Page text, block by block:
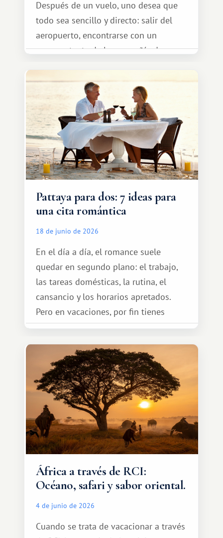
Después de un vuelo, uno desea que
todo sea sencillo y directo: salir del
aeropuerto, encontrarse con un
representante de la compañía de
tranquilamente hasta el complejo
turístico.
Pattaya para dos: 7 ideas para
una cita romántica
18 de junio de 2026
En el día a día, el romance suele
quedar en segundo plano: el trabajo,
las tareas domésticas, la rutina, el
cansancio y los horarios apretados.
Pero en vacaciones, por fin tienes
espacio para dos y ganas de hacer algo
especial por tu pareja. No tiene por
qué ser algo grandioso, pero sí algo
cálido y memorable.
África a través de RCI:
Océano, safari y sabor oriental.
4 de junio de 2026
Cuando se trata de vacacionar a través